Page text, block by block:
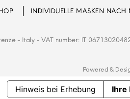
INDIVIDUELLE MASKEN NACH
- Italy - VAT number: IT
Powered &
Hinweis bei Erhebung Ihre